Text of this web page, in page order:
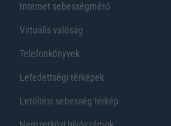
Internet sebességmérő
Virtuális valóság
Telefonkönyvek
Lefedettségi térképek
Letöltési sebesség térkép